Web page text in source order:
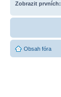
Zobrazit prvních:
Obsah fóra